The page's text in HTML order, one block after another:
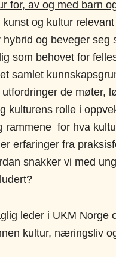
for, av og med barn
og kultur
hybrid og beveger
som behovet for
samlet
de møter,
kulturens rolle i
rammene for hva
erfaringer fra
snakker vi med
leder i UKM Norge
kultur, næringsliv